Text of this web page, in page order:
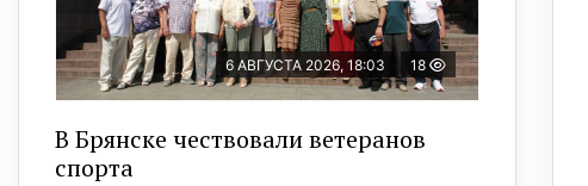
6 АВГУСТА 2026, 18:03 18
В Брянске чествовали ветеранов
спорта